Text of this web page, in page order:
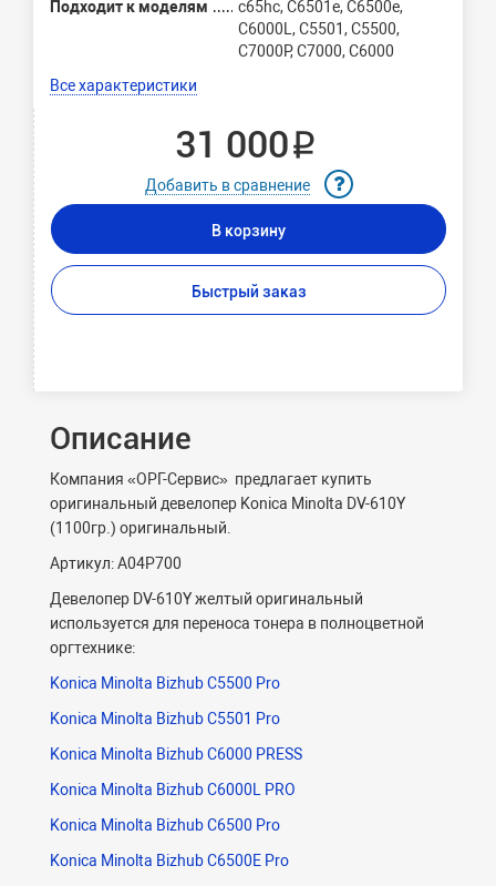
Подходит к моделям
c65hc, C6501e, C6500e,
C6000L, C5501, C5500,
C7000P, C7000, C6000
Все характеристики
31 000 ₽
Добавить в сравнение
В корзину
Быстрый заказ
Описание
Компания «ОРГ-Сервис» предлагает купить
оригинальный девелопер Konica Minolta DV-610Y
(1100гр.) оригинальный.
Артикул: A04P700
Девелопер DV-610Y желтый оригинальный
используется для переноса тонера в полноцветной
оргтехнике:
Konica Minolta Bizhub C5500 Pro
Konica Minolta Bizhub C5501 Pro
Konica Minolta Bizhub C6000 PRESS
Konica Minolta Bizhub C6000L PRO
Konica Minolta Bizhub C6500 Pro
Konica Minolta Bizhub C6500E Pro